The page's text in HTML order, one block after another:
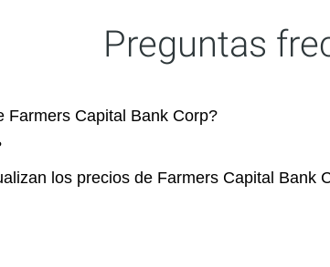
Preguntas
Farmers Capital Bank Corp?
los precios de Farmers Capital Bank